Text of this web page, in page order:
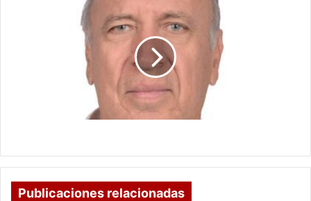
Publicaciones relacionadas